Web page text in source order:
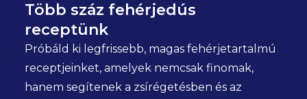
Több száz fehérjedús
receptünk
Próbáld ki legfrissebb, magas fehérjetartalmú
receptjeinket, amelyek nemcsak finomak,
hanem segítenek a zsírégetésben és az